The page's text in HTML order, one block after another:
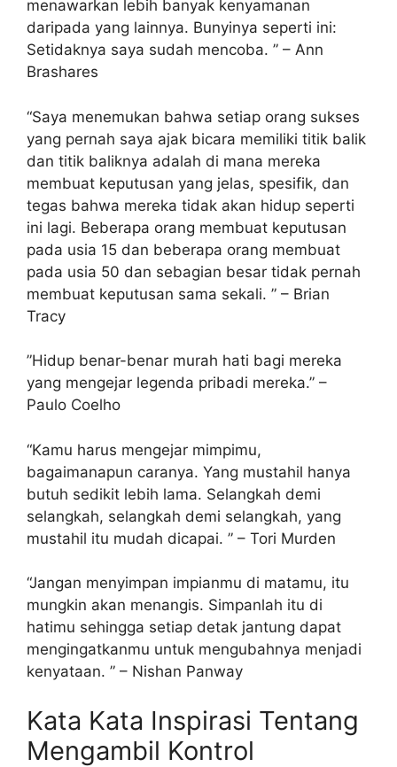
menawarkan lebih banyak kenyamanan
daripada yang lainnya. Bunyinya seperti ini:
Setidaknya saya sudah mencoba. ” – Ann
Brashares
“Saya menemukan bahwa setiap orang sukses
yang pernah saya ajak bicara memiliki titik balik
dan titik baliknya adalah di mana mereka
membuat keputusan yang jelas, spesifik, dan
tegas bahwa mereka tidak akan hidup seperti
ini lagi. Beberapa orang membuat keputusan
pada usia 15 dan beberapa orang membuat
pada usia 50 dan sebagian besar tidak pernah
membuat keputusan sama sekali. ” – Brian
Tracy
”Hidup benar-benar murah hati bagi mereka
yang mengejar legenda pribadi mereka.” –
Paulo Coelho
“Kamu harus mengejar mimpimu,
bagaimanapun caranya. Yang mustahil hanya
butuh sedikit lebih lama. Selangkah demi
selangkah, selangkah demi selangkah, yang
mustahil itu mudah dicapai. ” – Tori Murden
“Jangan menyimpan impianmu di matamu, itu
mungkin akan menangis. Simpanlah itu di
hatimu sehingga setiap detak jantung dapat
mengingatkanmu untuk mengubahnya menjadi
kenyataan. ” – Nishan Panway
Kata Kata Inspirasi Tentang
Mengambil Kontrol